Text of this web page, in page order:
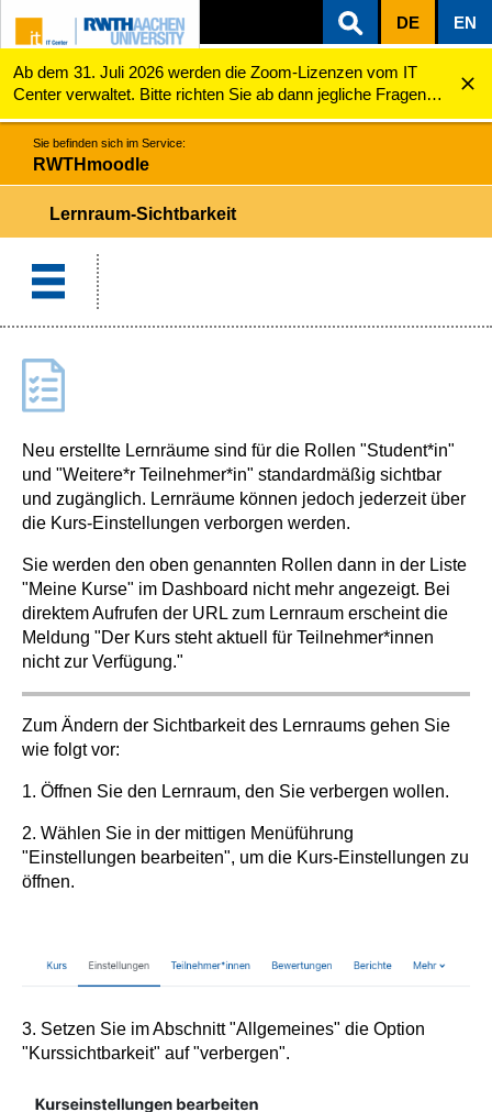
ZUM INHALTSBEREICH
ZUR HAUPTNAVIGATION
ZUR SUCHE
DE EN
Ab dem 31. Juli 2026 werden die Zoom-Lizenzen vom IT
Center verwaltet. Bitte richten Sie ab dann jegliche Fragen
zu den Zoom-Lizenzen (z.B. Probleme mit dem Login) an
servicedesk@itc.rwth-aachen.de.
RWTHmoodle Lernraum-Sichtbarkeit
Sie befinden sich im Service:
RWTHmoodle
Lernraum-Sichtbarkeit
Neu erstellte Lernräume sind für die Rollen "Student*in"
und "Weitere*r Teilnehmer*in" standardmäßig sichtbar
und zugänglich. Lernräume können jedoch jederzeit über
die Kurs-Einstellungen verborgen werden.
Sie werden den oben genannten Rollen dann in der Liste
"Meine Kurse" im Dashboard nicht mehr angezeigt. Bei
direktem Aufrufen der URL zum Lernraum erscheint die
Meldung "Der Kurs steht aktuell für Teilnehmer*innen
nicht zur Verfügung."
Zum Ändern der Sichtbarkeit des Lernraums gehen Sie
wie folgt vor:
1. Öffnen Sie den Lernraum, den Sie verbergen wollen.
2. Wählen Sie in der mittigen Menüführung
"Einstellungen bearbeiten", um die Kurs-Einstellungen zu
öffnen.
3. Setzen Sie im Abschnitt "Allgemeines" die Option
"Kurssichtbarkeit" auf "verbergen".